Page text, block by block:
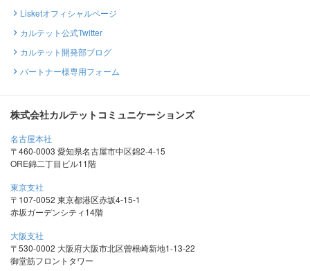
Lisketオフィシャルページ
カルテット公式Twitter
カルテット開発部ブログ
パートナー様専用フォーム
株式会社カルテットコミュニケーションズ
名古屋本社
〒460-0003 愛知県名古屋市中区錦2-4-15
ORE錦二丁目ビル11階
東京支社
〒107-0052 東京都港区赤坂4-15-1
赤坂ガーデンシティ14階
大阪支社
〒530-0002 大阪府大阪市北区曽根崎新地1-13-22
御堂筋フロントタワー